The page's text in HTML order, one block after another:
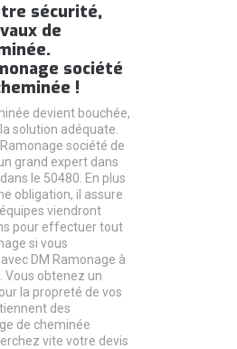
sécurité,
de
société
!
devient bouchée,
solution adéquate.
société de
grand expert dans
le 50480. En plus
obligation, il assure
viendront
pour effectuer tout
si vous
DM Ramonage à
Vous obtenez un
la propreté de vos
des
de cheminée
vite votre devis